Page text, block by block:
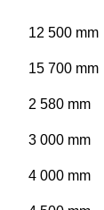
12 500 mm
15 700 mm
2 580 mm
3 000 mm
4 000 mm